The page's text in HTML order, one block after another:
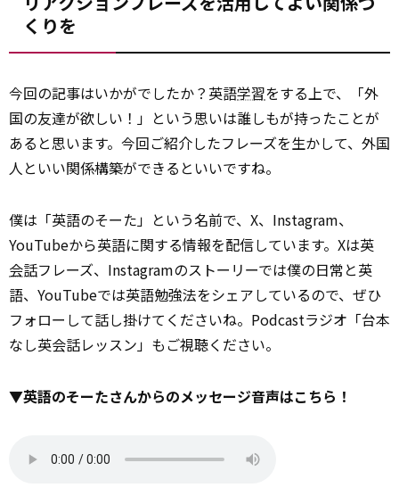
くりを
今回の記事はいかがでしたか？英語学習をする上で、「外
国の友達が欲しい！」という思いは誰しもが持ったことが
あると思います。今回ご紹介したフレーズを生かして、外国
人といい関係構築ができるといいですね。
僕は「英語のそーた」という名前で、X、Instagram、
YouTubeから英語に関する情報を配信しています。Xは英
会話フレーズ、Instagramのストーリーでは僕の日常と英
語、YouTubeでは英語勉強法をシェアしているので、ぜひ
フォローして話し掛けてくださいね。Podcastラジオ「台本
なし英会話レッスン」もご視聴ください。
▼英語のそーたさんからのメッセージ音声はこちら！